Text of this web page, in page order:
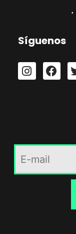
•
Síguenos